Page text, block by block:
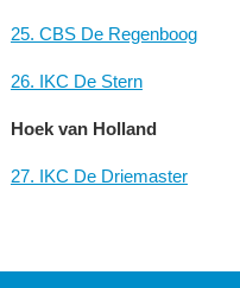
25. CBS De Regenboog
26. IKC De Stern
Hoek van Holland
27. IKC De Driemaster